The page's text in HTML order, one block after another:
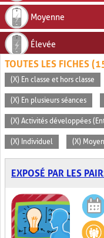
Moyenne
Élevée
TOUTES LES FICHES
(X) En classe et hors classe
(X) En plusieurs séances
(X) Activités développées
(X) Individuel (X)
EXPOSÉ PAR LES